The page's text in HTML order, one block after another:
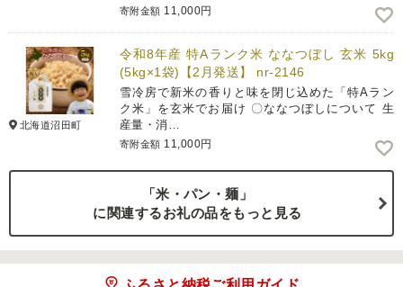
寄附金額 11,000円
北海道沼田町
令和8年産 特Aランク米 ななつぼし 玄米 5kg
(5kg×1袋)【2月発送】 nr-2146
雪冷房で新米の香りと味を閉じ込めた「特Aラン
ク米」を玄米でお届け 〇ななつぼしについて 生
産量・消…
寄附金額 11,000円
「米・パン・麺」
に関連するお礼の品をもっと見る